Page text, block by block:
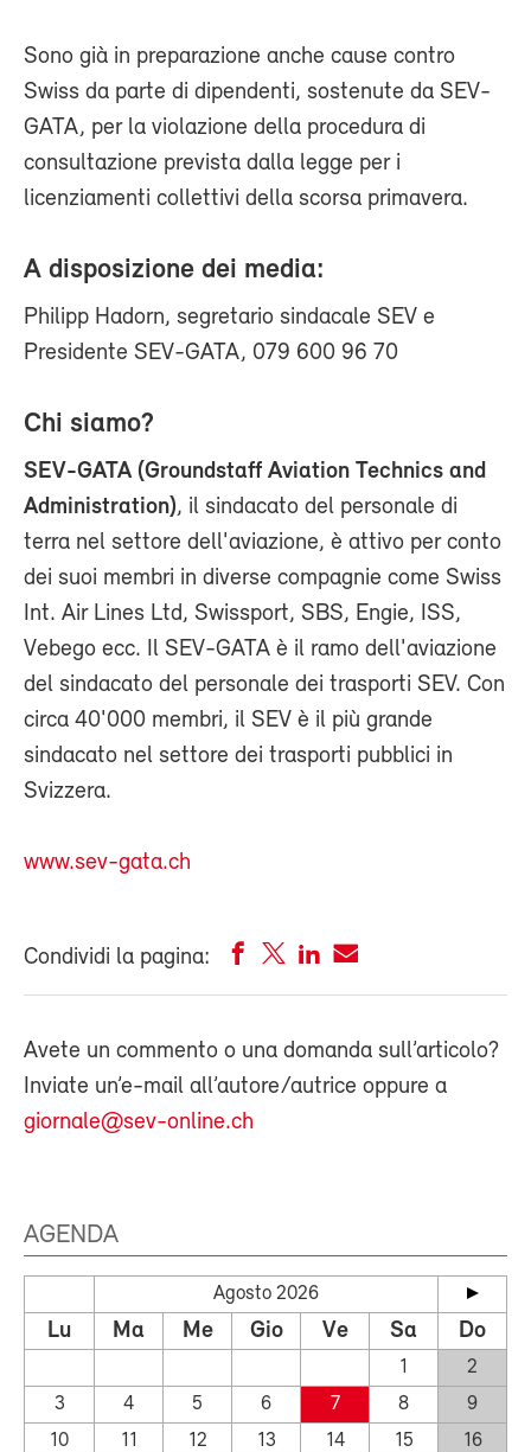
Sono già in preparazione anche cause contro
Swiss da parte di dipendenti, sostenute da SEV-
GATA, per la violazione della procedura di
consultazione prevista dalla legge per i
licenziamenti collettivi della scorsa primavera.
A disposizione dei media:
Philipp Hadorn, segretario sindacale SEV e
Presidente SEV-GATA, 079 600 96 70
Chi siamo?
SEV-GATA (Groundstaff Aviation Technics and
Administration), il sindacato del personale di
terra nel settore dell'aviazione, è attivo per conto
dei suoi membri in diverse compagnie come Swiss
Int. Air Lines Ltd, Swissport, SBS, Engie, ISS,
Vebego ecc. Il SEV-GATA è il ramo dell'aviazione
del sindacato del personale dei trasporti SEV. Con
circa 40'000 membri, il SEV è il più grande
sindacato nel settore dei trasporti pubblici in
Svizzera.
www.sev-gata.ch
Condividi la pagina:
Avete un commento o una domanda sull’articolo?
Inviate un’e-mail all’autore/autrice oppure a
giornale@sev-online.ch
AGENDA
Agosto 2026
Lu Ma Me Gio Ve Sa Do
1
2
3
4 5 6 7 8
9
10
11 12 13 14 15
16